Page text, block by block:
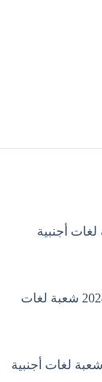
إمتحان التاريخ و الجغرافيا بكالوريا 2024 شعبة لغات